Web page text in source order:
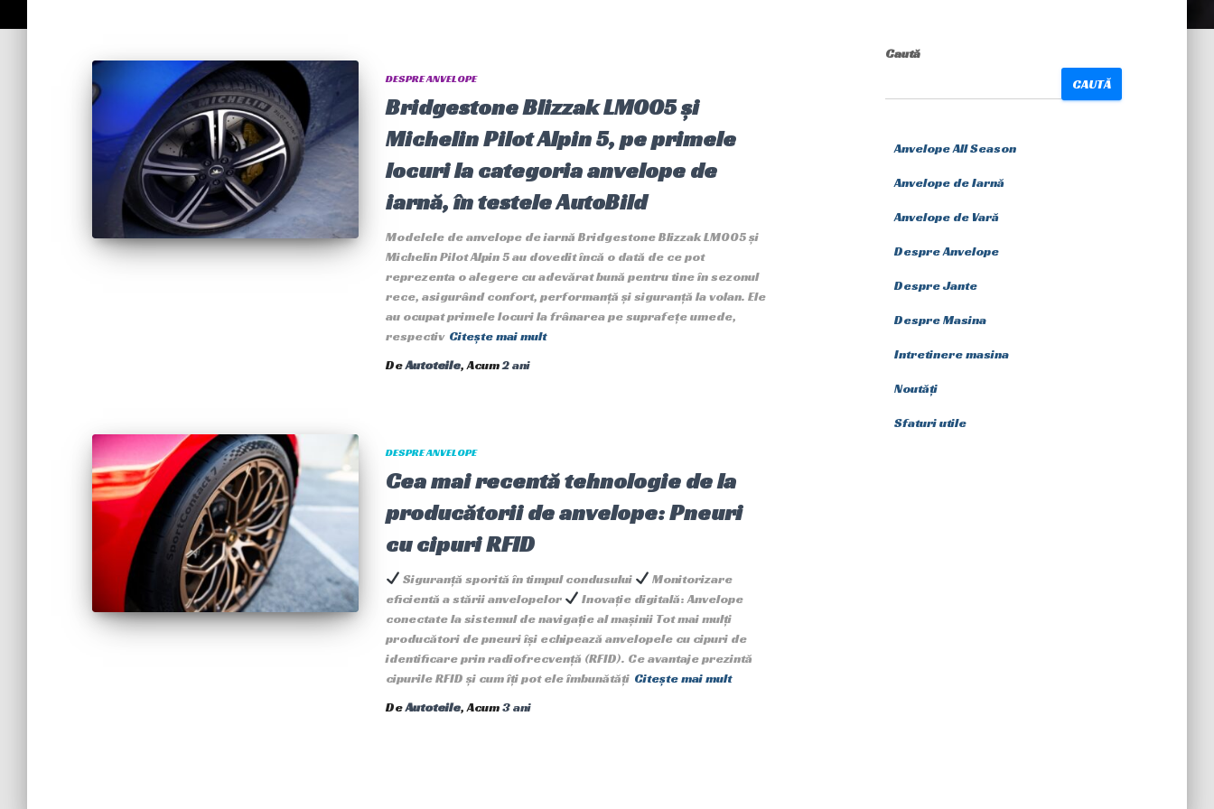
DESPRE ANVELOPE
Bridgestone Blizzak LM005 și
Michelin Pilot Alpin 5, pe primele
locuri la categoria anvelope de
iarnă, în testele AutoBild
Modelele de anvelope de iarnă Bridgestone Blizzak LM005 și
Michelin Pilot Alpin 5 au dovedit încă o dată de ce pot
reprezenta o alegere cu adevărat bună pentru tine în sezonul
rece, asigurând confort, performanță și siguranță la volan. Ele
au ocupat primele locuri la frânarea pe suprafețe umede,
respectiv Citește mai mult
DeAutoteile, Acum2 ani
DESPRE ANVELOPE
Cea mai recentă tehnologie de la
producătorii de anvelope: Pneuri
cu cipuri RFID
Siguranță sporită în timpul condusului
Monitorizare
eficientă a stării anvelopelor
Inovație digitală: Anvelope
conectate la sistemul de navigație al mașinii Tot mai mulți
producători de pneuri își echipează anvelopele cu cipuri de
identificare prin radiofrecvență (RFID). Ce avantaje prezintă
cipurile RFID și cum îți pot ele îmbunătăți Citește mai mult
DeAutoteile, Acum3 ani
Caută
CAUTĂ
Anvelope All Season
Anvelope de Iarnă
Anvelope de Vară
Despre Anvelope
Despre Jante
Despre Masina
Intretinere masina
Noutăți
Sfaturi utile